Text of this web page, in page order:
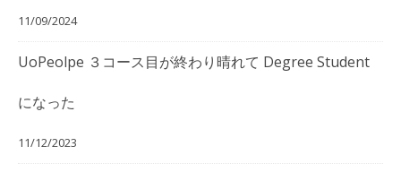
11/09/2024
UoPeolpe ３コース目が終わり晴れて Degree Student
になった
11/12/2023